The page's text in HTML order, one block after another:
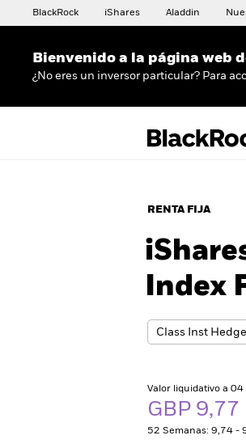
BlackRock iShares Aladdin
Bienvenido a la página web
¿No eres un inversor particular? Para
RENTA FIJA
Index
Valor liquidativo a
GBP 9,77
52 Semanas: 9,74 -